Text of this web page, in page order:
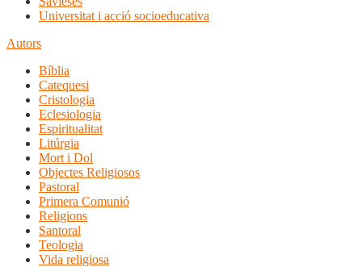
Universitat i acció socioeducativa
Autors
Bíblia
Catequesi
Cristologia
Eclesiologia
Espiritualitat
Litúrgia
Mort i Dol
Objectes Religiosos
Pastoral
Primera Comunió
Religions
Santoral
Teologia
Vida religiosa